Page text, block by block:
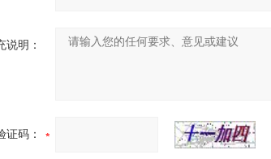
说明：
证码：